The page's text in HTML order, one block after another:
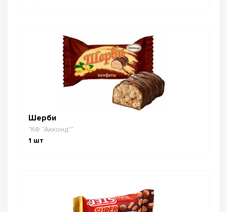
Шерби
"КФ "Акконд""
1 шт